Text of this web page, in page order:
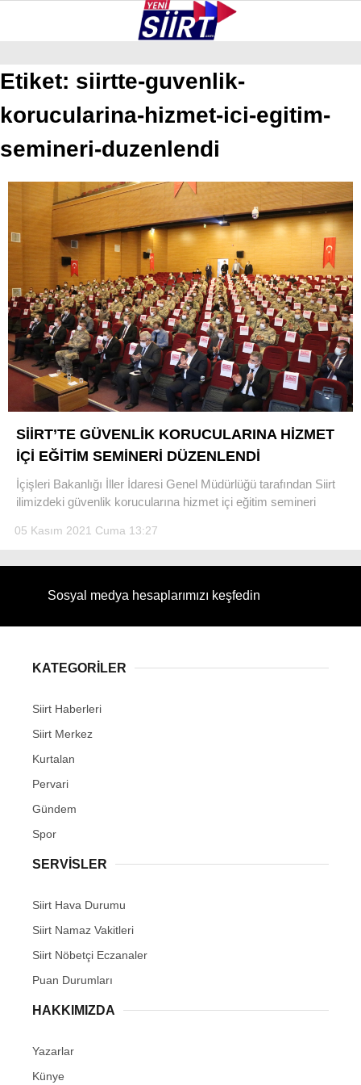
WhatsApp İhbar Hattı
GALERİ VİDEO YAZARLAR
BAYKAN
ŞIRVAN
TILLO
GÜNDEM
NÖBETÇI ECZANELER
Etiket: siirtte-guvenlik-
korucularina-hizmet-ici-egitim-
semineri-duzenlendi
SİİRT’TE GÜVENLİK KORUCULARINA HİZMET
İÇİ EĞİTİM SEMİNERİ DÜZENLENDİ
İçişleri Bakanlığı İller İdaresi Genel Müdürlüğü tarafından Siirt
ilimizdeki güvenlik korucularına hizmet içi eğitim semineri
05 Kasım 2021 Cuma 13:27
Sosyal medya hesaplarımızı keşfedin
KATEGORİLER
Siirt Haberleri
Siirt Merkez
Kurtalan
Pervari
Gündem
Spor
SERVİSLER
Siirt Hava Durumu
Siirt Namaz Vakitleri
Siirt Nöbetçi Eczanaler
Puan Durumları
HAKKIMIZDA
Yazarlar
Künye